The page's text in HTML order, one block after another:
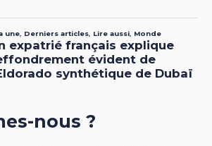
nous ?